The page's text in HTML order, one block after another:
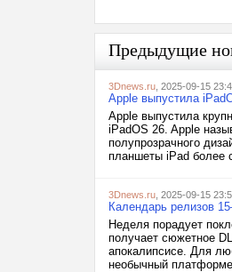
Предыдущие
3Dnews.ru , 2025-09-15
Apple выпустила
Apple выпустила
iPadOS 26. Apple
полупрозрачного
планшеты iPad более
3Dnews.ru , 2025-09-15
Календарь релизов
Неделя порадует
получает сюжетное
апокалипсисе. Для
необычный